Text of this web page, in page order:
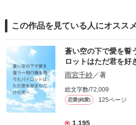
この作品を見ている人にオススメ
蒼い空の下で愛を誓
ロットはただ君を好
雨宮千紗／著
総文字数/72,009
恋愛(純愛) 125ページ
1,195